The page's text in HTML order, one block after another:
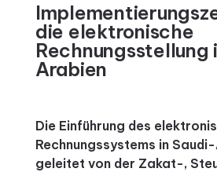
die elektronische
Rechnungsstellung
Arabien
Die Einführung des
Rechnungssystems in
geleitet von der Zakat-,